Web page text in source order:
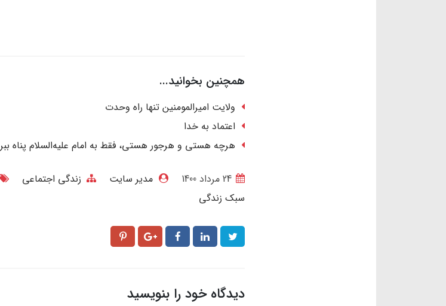
همچنین بخوانید...
ولایت امیرالمومنین تنها راه وحدت
اعتماد به خدا
هرچه هستی و هرجور هستی، فقط به امام علیه‌السلام پناه ببر
مدیر سایت زندگی اجتماعی
سبک زندگی
دیدگاه خود را بنویسید